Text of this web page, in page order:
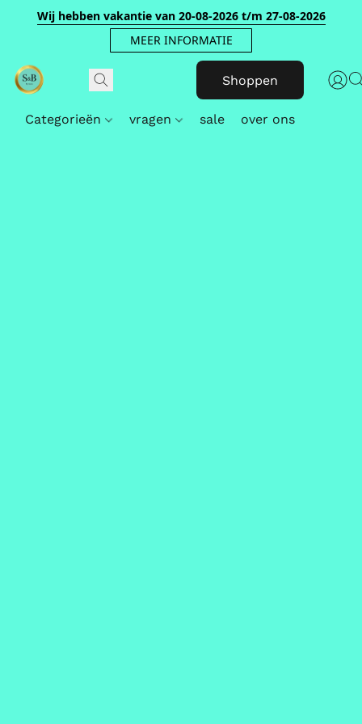
Wij hebben vakantie van 20-08-2026 t/m 27-08-2026
MEER INFORMATIE
Shoppen
Categorieën vragen sale over ons